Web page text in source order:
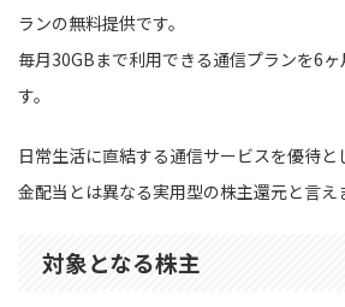
ランの無料提供です。
毎月30GBまで利用できる通信プランを6
す。
日常生活に直結する通信サービスを優待
金配当とは異なる実用型の株主還元と言え
対象となる株主